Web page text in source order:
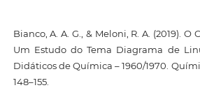
Bianco, A. A. G., & Meloni, R. A. (2019).
Um Estudo do Tema Diagrama de
Didáticos de Química – 1960/1970.
148–155.